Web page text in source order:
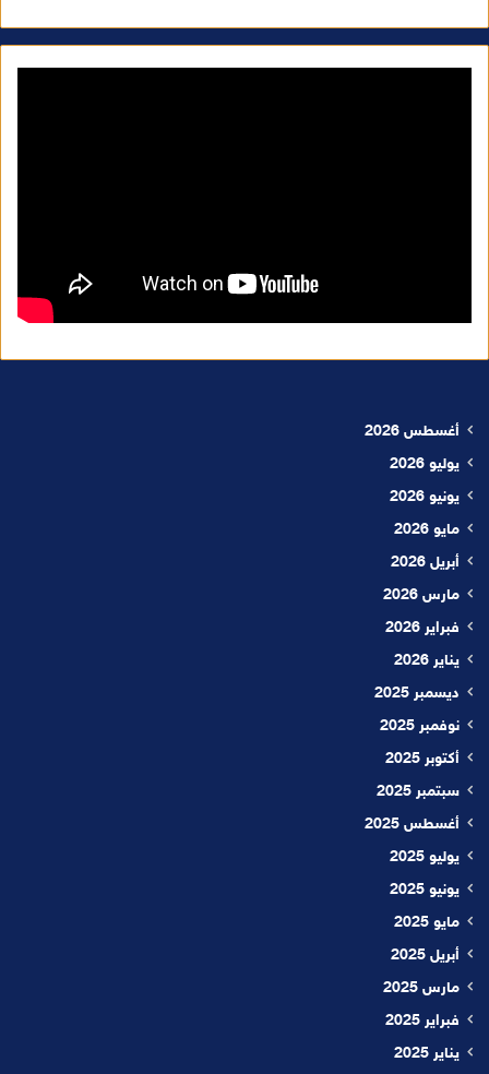
أغسطس 2026
يوليو 2026
يونيو 2026
مايو 2026
أبريل 2026
مارس 2026
فبراير 2026
يناير 2026
ديسمبر 2025
نوفمبر 2025
أكتوبر 2025
سبتمبر 2025
أغسطس 2025
يوليو 2025
يونيو 2025
مايو 2025
أبريل 2025
مارس 2025
فبراير 2025
يناير 2025